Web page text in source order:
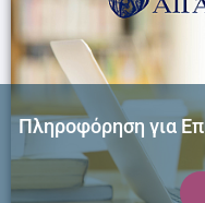
Πληροφόρηση για